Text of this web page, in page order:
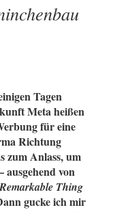
Tagen
Meta heißen
für eine
Richtung
zum Anlass, um
von
Thing
gucke ich mir